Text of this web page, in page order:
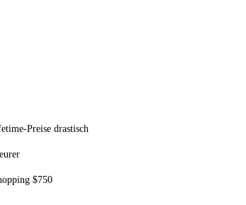
Preise drastisch
$750